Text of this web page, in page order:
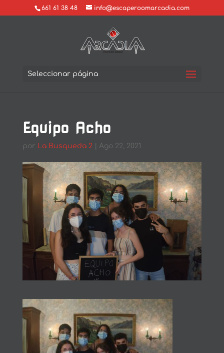
661 61 38 48 info@escaperoomarcadia.com
Seleccionar página
Equipo Acho
por La Busqueda 2| Ago 22, 2021